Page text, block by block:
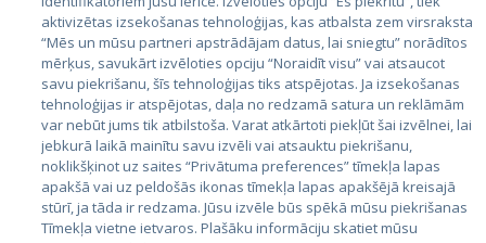
Эстония
Латвия
Литва
aktivizētas izsekošanas tehnoloģijas, kas atbalsta zem virsraksta
“Mēs un mūsu partneri apstrādājam datus, lai sniegtu” norādītos
mērķus, savukārt izvēloties opciju “Noraidīt visu” vai atsaucot
savu piekrišanu, šīs tehnoloģijas tiks atspējotas. Ja izsekošanas
tehnoloģijas ir atspējotas, daļa no redzamā satura un reklāmām
var nebūt jums tik atbilstoša. Varat atkārtoti piekļūt šai izvēlnei, lai
jebkurā laikā mainītu savu izvēli vai atsauktu piekrišanu,
noklikšķinot uz saites “Privātuma preferences” tīmekļa lapas
apakšā vai uz peldošās ikonas tīmekļa lapas apakšējā kreisajā
stūrī, ja tāda ir redzama. Jūsu izvēle būs spēkā mūsu piekrišanas
Tīmekļa vietne ietvaros. Plašāku informāciju skatiet mūsu